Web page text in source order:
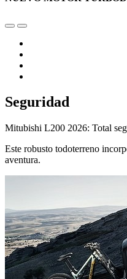
Seguridad
Mitubishi L200 2026: Total
Este robusto todoterreno
aventura.